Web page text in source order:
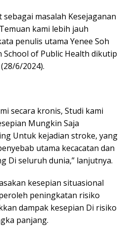
masalah Kesejaganan
kami lebih jauh
penulis utama Yenee Soh
School of Public Health dikutip
6/2024).
secara kronis, Studi kami
Mungkin Saja
Untuk kejadian stroke, yang
utama kecacatan dan
Di seluruh dunia,” lanjutnya.
kesepian situasional
peningkatan risiko
dampak kesepian Di risiko
panjang.